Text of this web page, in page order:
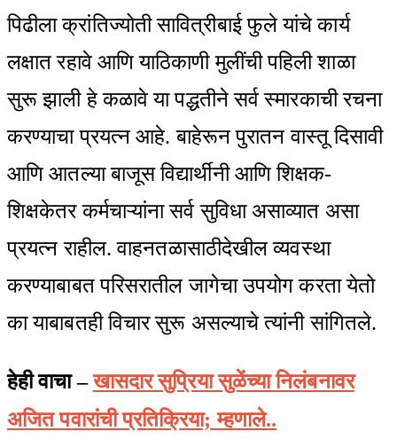
पिढीला क्रांतिज्योती सावित्रीबाई फुले यांचे कार्य
लक्षात रहावे आणि याठिकाणी मुलींची पहिली शाळा
सुरू झाली हे कळावे या पद्धतीने सर्व स्मारकाची रचना
करण्याचा प्रयत्न आहे. बाहेरून पुरातन वास्तू दिसावी
आणि आतल्या बाजूस विद्यार्थीनी आणि शिक्षक-
शिक्षकेतर कर्मचाऱ्यांना सर्व सुविधा असाव्यात असा
प्रयत्न राहील. वाहनतळासाठीदेखील व्यवस्था
करण्याबाबत परिसरातील जागेचा उपयोग करता येतो
का याबाबतही विचार सुरू असल्याचे त्यांनी सांगितले.
हेही वाचा –खासदार सुप्रिया सुळेंच्या निलंबनावर
अजित पवारांची प्रतिक्रिया; म्हणाले..